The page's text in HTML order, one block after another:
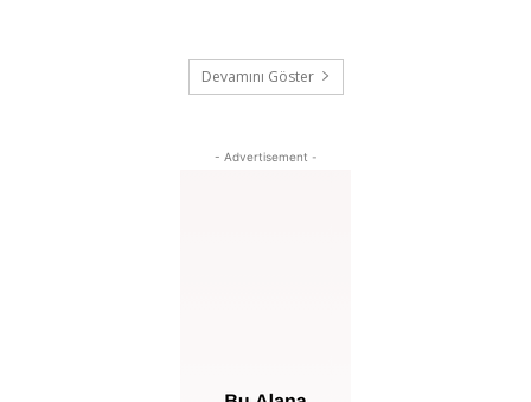
Devamını Göster
- Advertisement -